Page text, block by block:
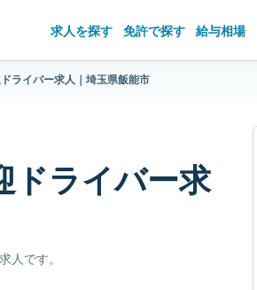
求人を探す 免許で探す 給与相場
ライバー求人｜埼玉県飯能市
ドライバー求
人です。